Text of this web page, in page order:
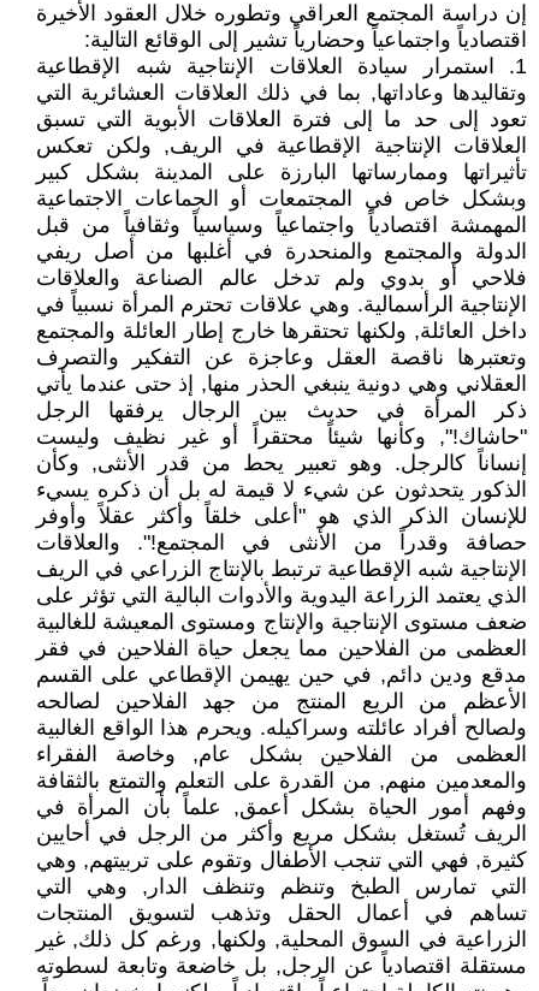
إن دراسة المجتمع العراقي وتطوره خلال العقود الأخيرة
اقتصادياً واجتماعياً وحضارياً تشير إلى الوقائع التالية:
1. استمرار سيادة العلاقات الإنتاجية شبه الإقطاعية
وتقاليدها وعاداتها, بما في ذلك العلاقات العشائرية التي
تعود إلى حد ما إلى فترة العلاقات الأبوية التي تسبق
العلاقات الإنتاجية الإقطاعية في الريف, ولكن تعكس
تأثيراتها وممارساتها البارزة على المدينة بشكل كبير
وبشكل خاص في المجتمعات أو الجماعات الاجتماعية
المهمشة اقتصادياً واجتماعياً وسياسياً وثقافياً من قبل
الدولة والمجتمع والمنحدرة في أغلبها من أصل ريفي
فلاحي أو بدوي ولم تدخل عالم الصناعة والعلاقات
الإنتاجية الرأسمالية. وهي علاقات تحترم المرأة نسبياً في
داخل العائلة, ولكنها تحتقرها خارج إطار العائلة والمجتمع
وتعتبرها ناقصة العقل وعاجزة عن التفكير والتصرف
العقلاني وهي دونية ينبغي الحذر منها, إذ حتى عندما يأتي
ذكر المرأة في حديث بين الرجال يرفقها الرجل
"حاشاك!", وكأنها شيئاً محتقراً أو غير نظيف وليست
إنساناً كالرجل. وهو تعبير يحط من قدر الأنثى, وكأن
الذكور يتحدثون عن شيء لا قيمة له بل أن ذكره يسيء
للإنسان الذكر الذي هو "أعلى خلقاً وأكثر عقلاً وأوفر
حصافة وقدراً من الأنثى في المجتمع!". والعلاقات
الإنتاجية شبه الإقطاعية ترتبط بالإنتاج الزراعي في الريف
الذي يعتمد الزراعة اليدوية والأدوات البالية التي تؤثر على
ضعف مستوى الإنتاجية والإنتاج ومستوى المعيشة للغالبية
العظمى من الفلاحين مما يجعل حياة الفلاحين في فقر
مدقع ودين دائم, في حين يهيمن الإقطاعي على القسم
الأعظم من الريع المنتج من جهد الفلاحين لصالحه
ولصالح أفراد عائلته وسراكيله. ويحرم هذا الواقع الغالبية
العظمى من الفلاحين بشكل عام, وخاصة الفقراء
والمعدمين منهم, من القدرة على التعلم والتمتع بالثقافة
وفهم أمور الحياة بشكل أعمق, علماً بأن المرأة في
الريف تُستغل بشكل مريع وأكثر من الرجل في أحايين
كثيرة, فهي التي تنجب الأطفال وتقوم على تربيتهم, وهي
التي تمارس الطبخ وتنظم وتنظف الدار, وهي التي
تساهم في أعمال الحقل وتذهب لتسويق المنتجات
الزراعية في السوق المحلية, ولكنها, ورغم كل ذلك, غير
مستقلة اقتصادياً عن الرجل, بل خاضعة وتابعة لسطوته